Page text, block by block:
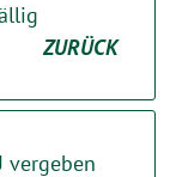
ZURÜCK
vergeben